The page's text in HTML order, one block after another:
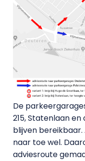
De
215, Statenlaan
blijven
naar toe wel.
adviesroute